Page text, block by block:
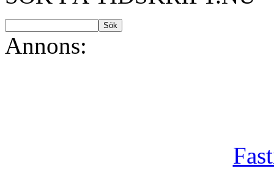
Annons: